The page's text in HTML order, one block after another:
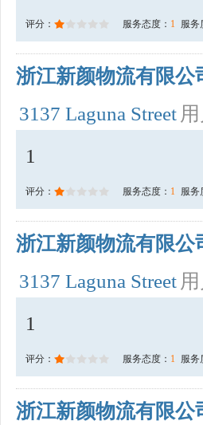
评分： 服务态度： 1 服务
浙江新颜物流有限公
3137 Laguna Street
1
评分： 服务态度： 1 服务
浙江新颜物流有限公
3137 Laguna Street
1
评分： 服务态度： 1 服务
浙江新颜物流有限公